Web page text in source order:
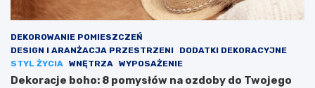
DEKOROWANIE POMIESZCZEŃ
DESIGN I ARANŻACJA PRZESTRZENI
DODATKI DEKORACYJNE
STYL ŻYCIA WNĘTRZA WYPOSAŻENIE
Dekoracje boho: 8 pomysłów na ozdoby do Twojego